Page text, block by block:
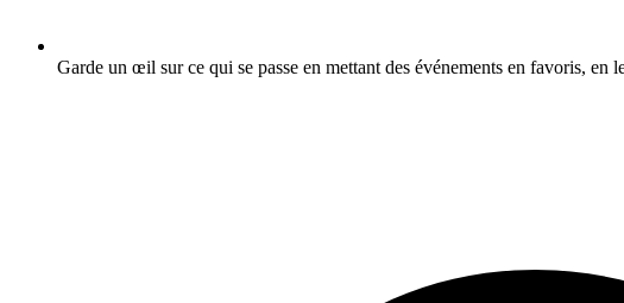
Garde un œil sur ce qui se passe en mettant des événements en favoris,